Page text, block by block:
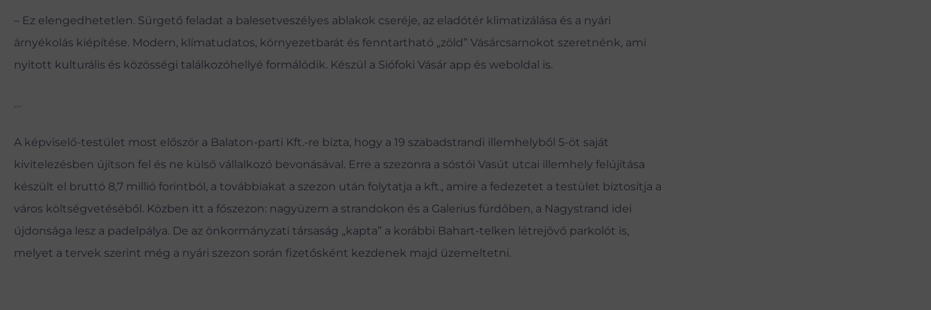
– Ez elengedhetetlen. Sürgető feladat a balesetveszélyes ablakok cseréje, az eladótér klimatizálása és a nyári
árnyékolás kiépítése. Modern, klímatudatos, környezetbarát és fenntartható „zöld” Vásárcsarnokot szeretnénk, ami
nyitott kulturális és közösségi találkozóhellyé formálódik. Készül a Siófoki Vásár app és weboldal is.
…
A képviselő-testület most először a Balaton-parti Kft.-re bízta, hogy a 19 szabadstrandi illemhelyből 5-öt saját
kivitelezésben újítson fel és ne külső vállalkozó bevonásával. Erre a szezonra a sóstói Vasút utcai illemhely felújítása
készült el bruttó 8,7 millió forintból, a továbbiakat a szezon után folytatja a kft., amire a fedezetet a testület biztosítja a
város költségvetéséből. Közben itt a főszezon: nagyüzem a strandokon és a Galerius fürdőben, a Nagystrand idei
újdonsága lesz a padelpálya. De az önkormányzati társaság „kapta” a korábbi Bahart-telken létrejövő parkolót is,
melyet a tervek szerint még a nyári szezon során fizetősként kezdenek majd üzemeltetni.